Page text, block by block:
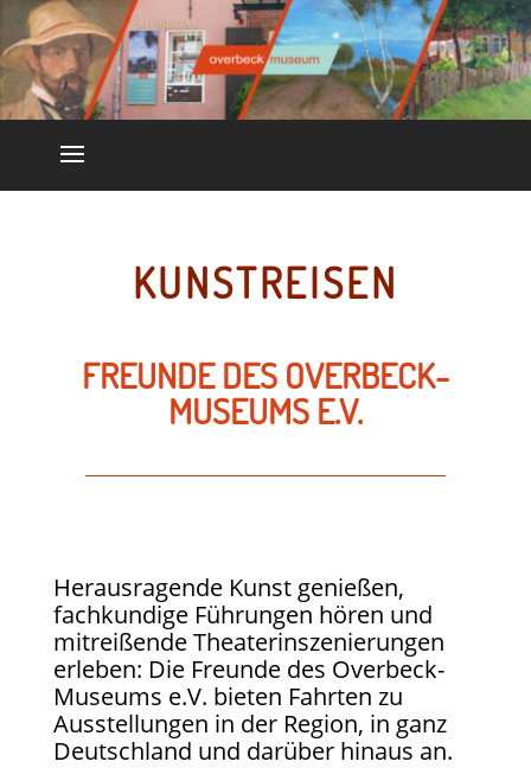
KUNSTREISEN
FREUNDE DES OVERBECK-
MUSEUMS E.V.
Herausragende Kunst genießen,
fachkundige Führungen hören und
mitreißende Theaterinszenierungen
erleben: Die Freunde des Overbeck-
Museums e.V. bieten Fahrten zu
Ausstellungen in der Region, in ganz
Deutschland und darüber hinaus an.